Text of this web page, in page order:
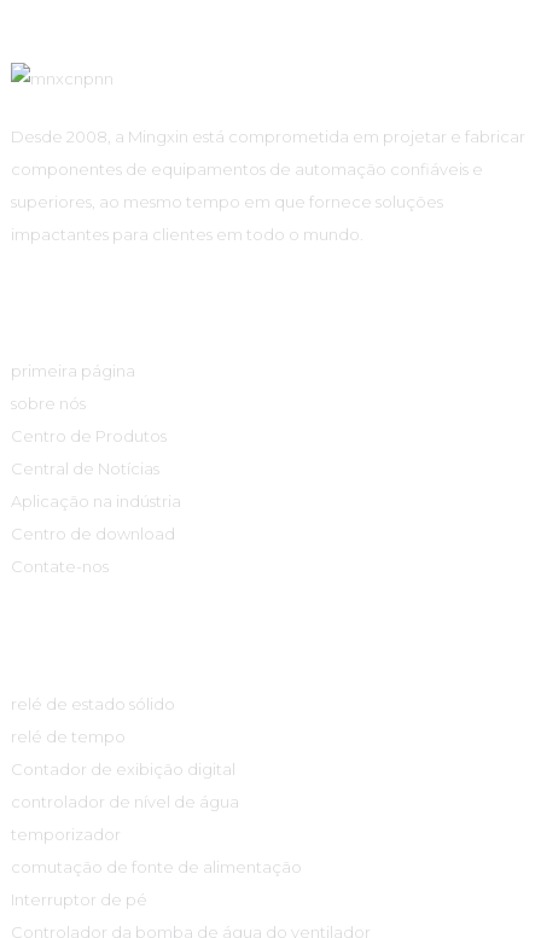
Desde 2008, a Mingxin está comprometida em projetar e fabricar
componentes de equipamentos de automação confiáveis ​​e
superiores, ao mesmo tempo em que fornece soluções
impactantes para clientes em todo o mundo.
primeira página
sobre nós
Centro de Produtos
Central de Notícias
Aplicação na indústria
Centro de download
Contate-nos
relé de estado sólido
relé de tempo
Contador de exibição digital
controlador de nível de água
temporizador
comutação de fonte de alimentação
Interruptor de pé
Controlador da bomba de água do ventilador